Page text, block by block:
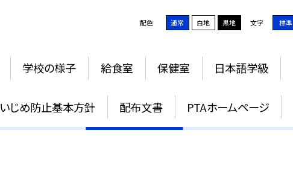
配色 通常 白地 黒地 文字 標準
学校の様子 給食室 保健室 日本語学級
いじめ防止基本方針 配布文書 PTAホームページ
いじめ防止基本方針